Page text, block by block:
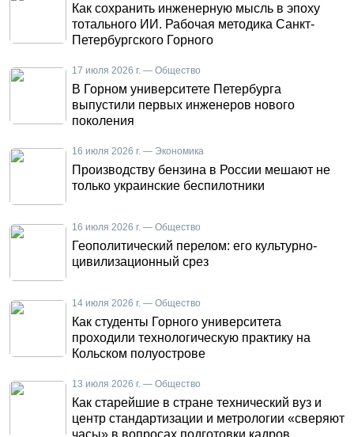
Как сохранить инженерную мысль в эпоху
тотального ИИ. Рабочая методика Санкт-
Петербургского Горного
17 июля 2026 г. — Общество
В Горном университете Петербурга
выпустили первых инженеров нового
поколения
16 июля 2026 г. — Экономика
Производству бензина в России мешают не
только украинские беспилотники
16 июля 2026 г. — Общество
Геополитический перелом: его культурно-
цивилизационный срез
14 июля 2026 г. — Общество
Как студенты Горного университета
проходили технологическую практику на
Кольском полуострове
13 июля 2026 г. — Общество
Как старейшие в стране технический вуз и
центр стандартизации и метрологии «сверяют
часы» в вопросах подготовки кадров